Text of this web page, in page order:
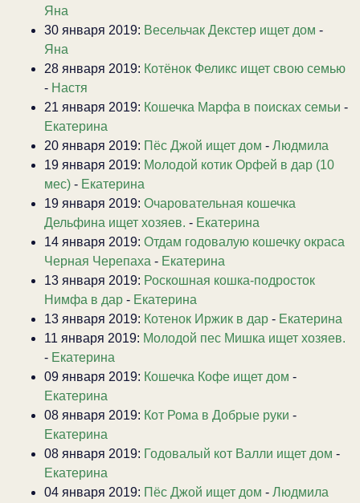
Яна
30 января 2019: Весельчак Декстер ищет дом -
Яна
28 января 2019: Котёнок Феликс ищет свою семью
- Настя
21 января 2019: Кошечка Марфа в поисках семьи -
Екатерина
20 января 2019: Пёс Джой ищет дом - Людмила
19 января 2019: Молодой котик Орфей в дар (10
мес) - Екатерина
19 января 2019: Очаровательная кошечка
Дельфина ищет хозяев. - Екатерина
14 января 2019: Отдам годовалую кошечку окраса
Черная Черепаха - Екатерина
13 января 2019: Роскошная кошка-подросток
Нимфа в дар - Екатерина
13 января 2019: Котенок Иржик в дар - Екатерина
11 января 2019: Молодой пес Мишка ищет хозяев.
- Екатерина
09 января 2019: Кошечка Кофе ищет дом -
Екатерина
08 января 2019: Кот Рома в Добрые руки -
Екатерина
08 января 2019: Годовалый кот Валли ищет дом -
Екатерина
04 января 2019: Пёс Джой ищет дом - Людмила